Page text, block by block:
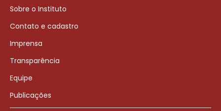
Sobre o Instituto
Contato e cadastro
Imprensa
Transparência
Equipe
Publicações